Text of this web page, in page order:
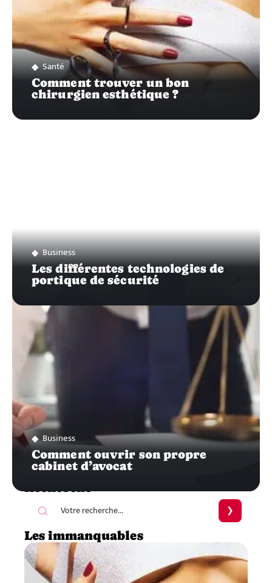
Santé
Comment trouver un bon
chirurgien esthétique ?
Business
Les différentes technologies de
portique de sécurité
Business
Comment ouvrir son propre
cabinet d’avocat
Recherche
Les immanquables